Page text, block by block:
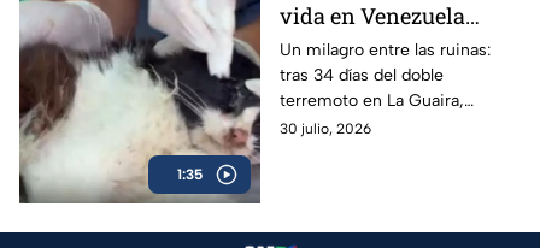
1:35
vida en Venezuela
después de 34 días bajo
los escombros
Un milagro entre las ruinas:
tras 34 días del doble
terremoto en La Guaira,
voluntarios lograron rescatar a
30 julio, 2026